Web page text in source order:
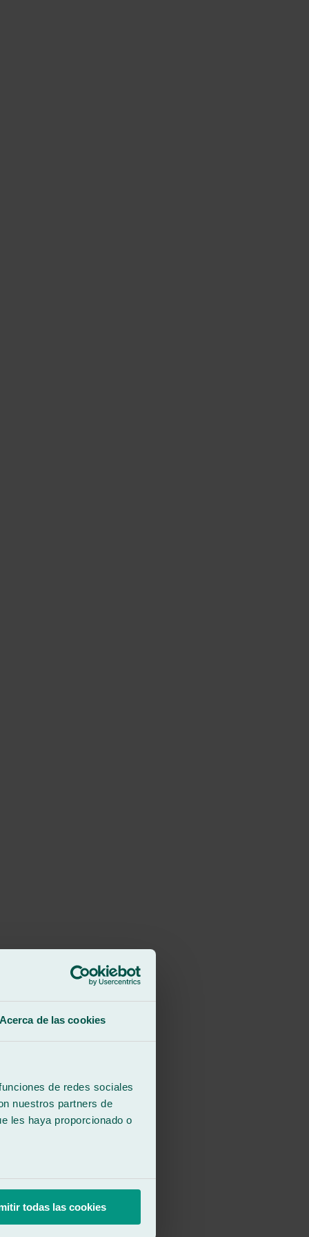
Acerca de las cookies
de redes sociales
nuestros partners de
les haya proporcionado o
todas las cookies